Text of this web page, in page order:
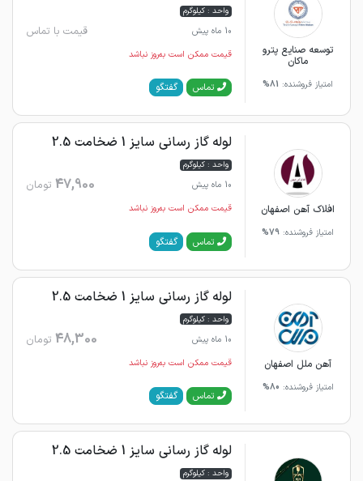
توسعه صنایع پترو
ماکان
امتیاز فروشنده: 81%
واحد : کیلوگرم
10 ماه پیش
قیمت با تماس
قیمت ممکن است به‌روز نباشد
تماس گفتگو
افلاک آهن اصفهان
امتیاز فروشنده: 79%
لوله گاز رسانی سایز 1 ضخامت 2.5
واحد : کیلوگرم
10 ماه پیش
47,900 تومان
قیمت ممکن است به‌روز نباشد
تماس گفتگو
آهن ملل اصفهان
امتیاز فروشنده: 80%
لوله گاز رسانی سایز 1 ضخامت 2.5
واحد : کیلوگرم
10 ماه پیش
48,300 تومان
قیمت ممکن است به‌روز نباشد
تماس گفتگو
لوله گاز رسانی سایز 1 ضخامت 2.5
واحد : کیلوگرم